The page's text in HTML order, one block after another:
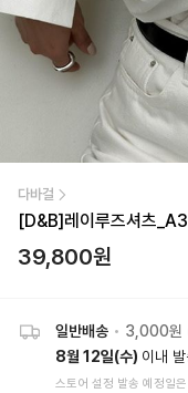
다바걸
[D&B]레이루즈셔츠
39,800원
일반배송 • 3,000원
8월 12일(수) 이내
스토어 설정 발송 예정일